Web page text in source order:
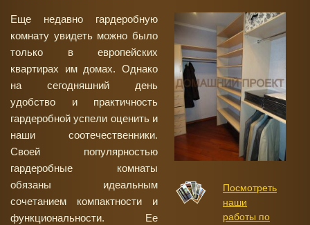
Посмотреть
наши
работы по
Еще недавно гардеробную
комнату увидеть можно было
только в европейских
квартирах им домах. Однако
на сегодняшний день
удобство и практичность
гардеробной успели оценить и
наши соотечественники.
Своей популярностью
гардеробные комнаты
обязаны идеальным
сочетанием компактности и
функциональности. Ее